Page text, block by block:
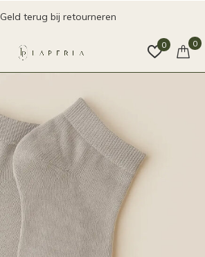
0 0
Geld terug bij retourneren